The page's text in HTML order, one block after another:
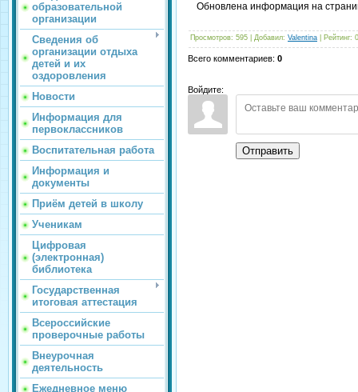
образовательной
организации
Сведения об
организации отдыха
детей и их
оздоровления
Новости
Информация для
первоклассников
Воспитательная работа
Информация и
документы
Приём детей в школу
Ученикам
Цифровая
(электронная)
библиотека
Государственная
итоговая аттестация
Всероссийские
проверочные работы
Внеурочная
деятельность
Ежедневное меню
Обновлена информация на
Просмотров: 595 Добавил: Valentina Рейтинг:
Всего комментариев: 0
Войдите:
Отправить